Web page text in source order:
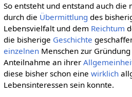
So entsteht und entstand auch die
durch die Übermittlung des
Lebensvielfalt und dem Reichtum
die bisherige Geschichte
einzelnenMenschen zur
Anteilnahme an ihrer
diese bisher schon eine wirklich
Lebensinteressen sein konnte.